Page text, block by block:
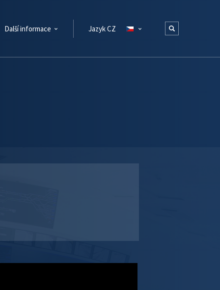
Další informace Jazyk CZ